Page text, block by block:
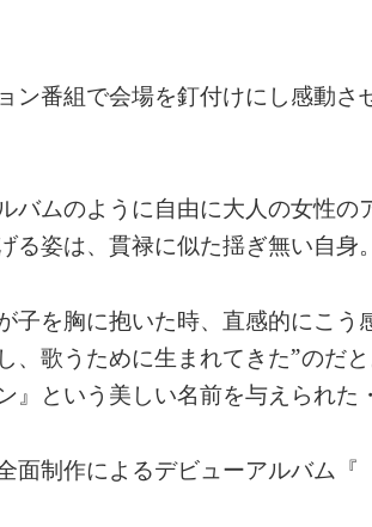
ン番組で会場を釘付けにし感動さ
バムのように自由に大人の女性の
る姿は、貫禄に似た揺ぎ無い自身。
子を胸に抱いた時、直感的にこう
、歌うために生まれてきた”のだ
』という美しい名前を与えられた
面制作によるデビューアルバム『